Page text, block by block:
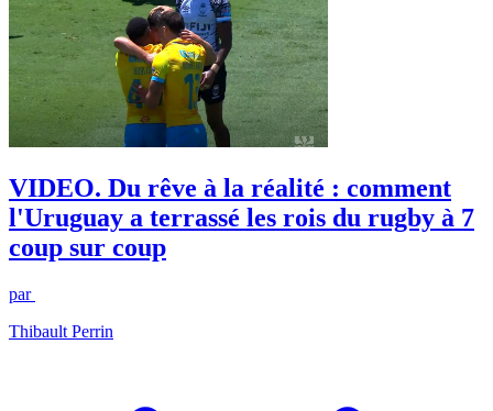
VIDEO. Du rêve à la réalité : comment
l'Uruguay a terrassé les rois du rugby à 7
coup sur coup
par
Thibault Perrin